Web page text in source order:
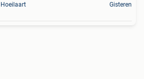
Hoeilaart Gisteren